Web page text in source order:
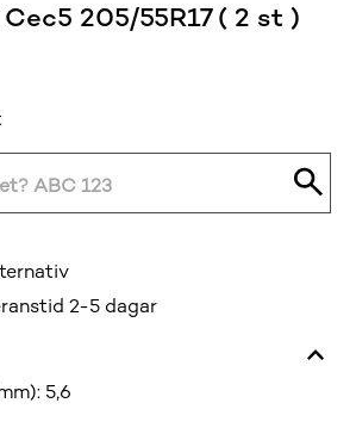
205/55R17 ( 2 st )
2-5 dagar
: 5,6